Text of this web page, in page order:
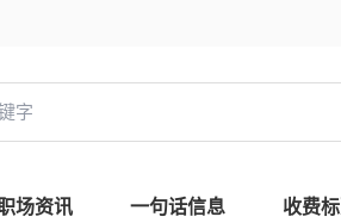
场资讯 一句话信息 收费